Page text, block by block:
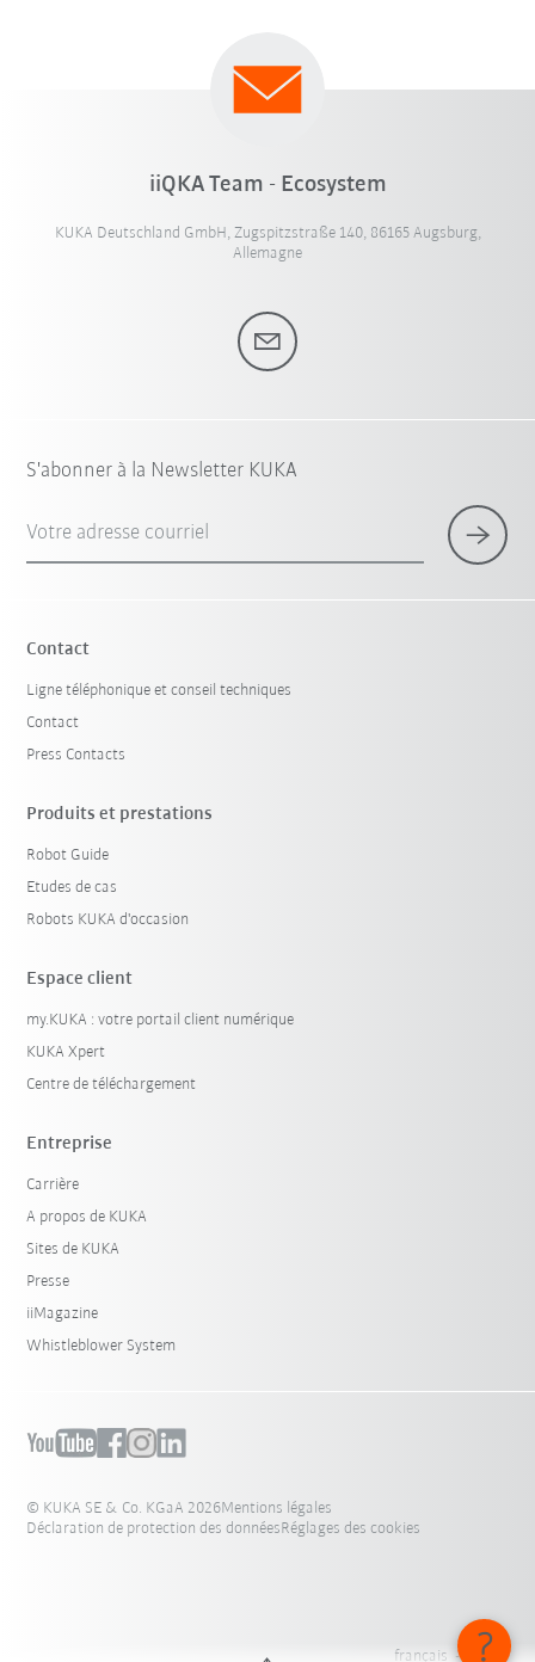
iiQKA Team - Ecosystem
KUKA Deutschland GmbH, Zugspitzstraße 140, 86165 Augsburg,
Allemagne
S'abonner à la Newsletter KUKA
Votre adresse courriel
Contact
Ligne téléphonique et conseil techniques
Contact
Press Contacts
Produits et prestations
Robot Guide
Etudes de cas
Robots KUKA d'occasion
Espace client
my.KUKA : votre portail client numérique
KUKA Xpert
Centre de téléchargement
Entreprise
Carrière
A propos de KUKA
Sites de KUKA
Presse
iiMagazine
Whistleblower System
© KUKA SE & Co. KGaA 2026Mentions légales
Déclaration de protection des donnéesRéglages des cookies
français - Suisse